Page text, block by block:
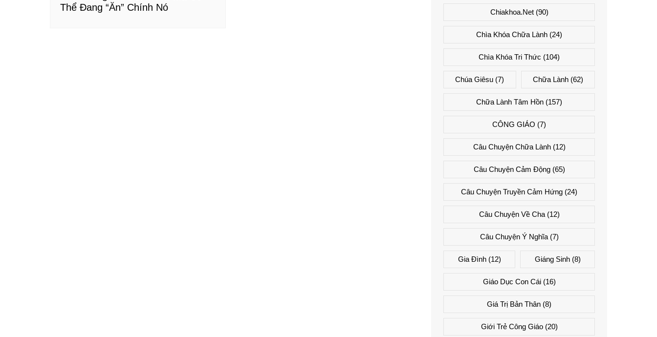
Thể Đang “Ăn” Chính Nó
Chiakhoa.net(90)
Chìa Khóa Chữa Lành (24)
Chìa Khóa Tri Thức (104)
Chúa Giêsu (7) Chữa Lành(62)
Chữa Lành Tâm Hồn (157)
CÔNG GIÁO (7)
Câu Chuyện Chữa Lành(12)
Câu Chuyện Cảm Động(65)
Câu Chuyện Truyền Cảm Hứng (24)
Câu Chuyện Về Cha(12)
Câu Chuyện Ý Nghĩa(7)
Gia Đình(12) Giáng Sinh(8)
Giáo Dục Con Cái(16)
Giá Trị Bản Thân (8)
Giới Trẻ Công Giáo(20)